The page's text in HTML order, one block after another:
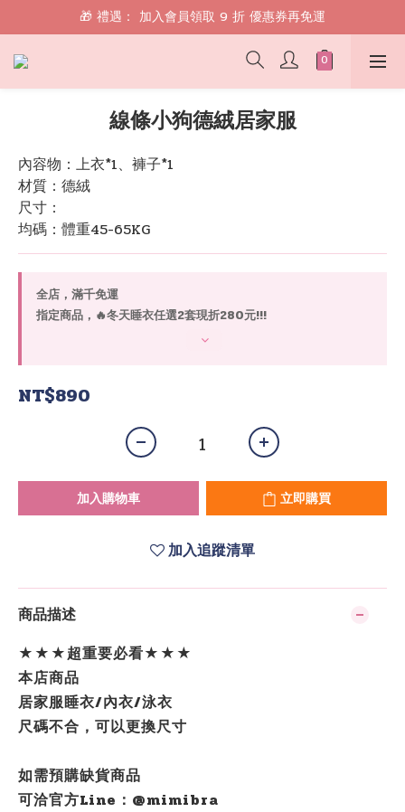
🎁 禮遇： 加入會員領取 9 折 優惠券再免運
🎁 禮遇： 加入會員領取 9 折 優惠券再免運
📱 綁定 LINE 好友，現領 $100 購物金！
🎁 禮遇： 加入會員領取 9 折 優惠券再免運
線條小狗德絨居家服
內容物：上衣*1、褲子*1
材質：德絨
尺寸：
均碼：體重45-65KG
全店，滿千免運
指定商品，🔥冬天睡衣任選2套現折280元!!!
NT$890
加入購物車 立即購買
加入追蹤清單
商品描述
★★★超重要必看★★★
本店商品
居家服睡衣/內衣/泳衣
尺碼不合，可以更換尺寸
如需預購缺貨商品
可洽官方Line：@mimibra